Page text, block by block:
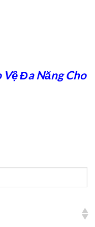
Đa Năng Cho